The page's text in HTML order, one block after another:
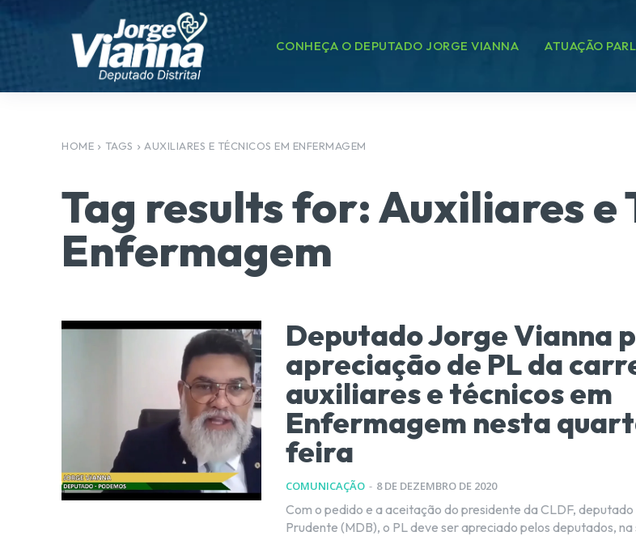
CONHEÇA O DEPUTADO JORGE VIANNA ATUAÇÃO
HOME TAGS AUXILIARES E TÉCNICOS EM ENFERMAGEM
Tag results for:Auxiliares e
Enfermagem
Deputado Jorge Vianna
apreciação de PL da
auxiliares e técnicos em
Enfermagem nesta
feira
COMUNICAÇÃO - 8 DE DEZEMBRO DE 2020
Com o pedido e a aceitação do presidente da CLDF,
Prudente (MDB), o PL deve ser apreciado pelos deputados, na